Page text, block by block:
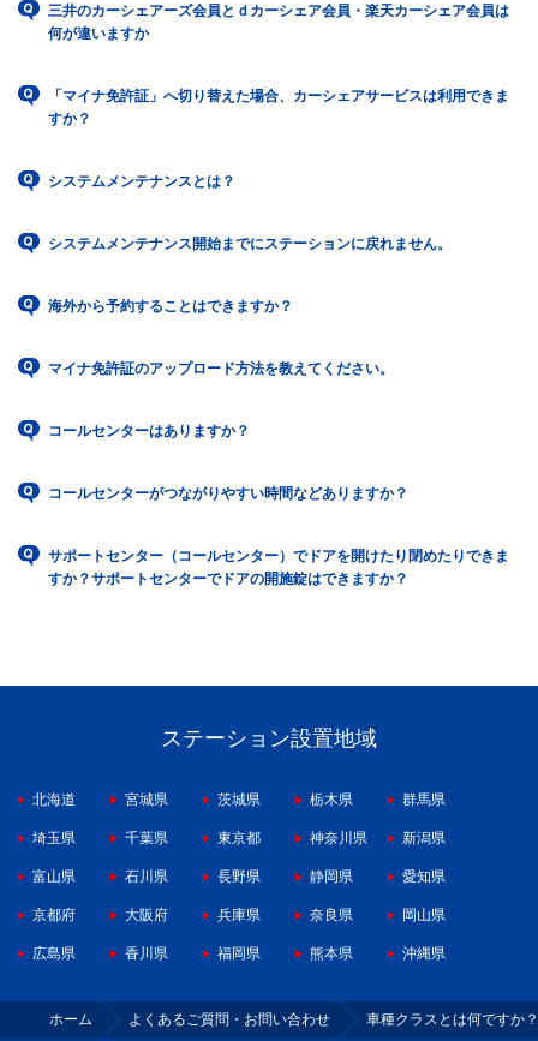
三井のカーシェアーズ会員とｄカーシェア会員・楽天カーシェア会員は
何が違いますか
「マイナ免許証」へ切り替えた場合、カーシェアサービスは利用できま
すか？
システムメンテナンスとは？
システムメンテナンス開始までにステーションに戻れません。
海外から予約することはできますか？
マイナ免許証のアップロード方法を教えてください。
コールセンターはありますか？
コールセンターがつながりやすい時間などありますか？
サポートセンター（コールセンター）でドアを開けたり閉めたりできま
すか？サポートセンターでドアの開施錠はできますか？
ステーション設置地域
北海道 宮城県 茨城県 栃木県 群馬県
埼玉県 千葉県 東京都 神奈川県 新潟県
富山県 石川県 長野県 静岡県 愛知県
京都府 大阪府 兵庫県 奈良県 岡山県
広島県 香川県 福岡県 熊本県 沖縄県
ホーム よくあるご質問・お問い合わせ 車種クラスとは何ですか